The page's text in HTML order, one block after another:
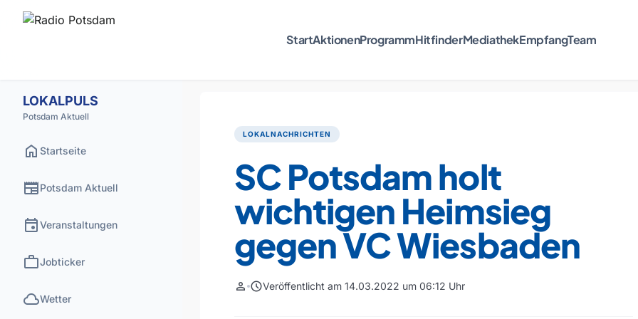
StartAktionenProgrammHitfinderMediathekEmpfangTeam
LOKALPULS
Potsdam Aktuell
home Startseite
newspaperPotsdam Aktuell
eventVeranstaltungen
workJobticker
cloudWetter
LOKALNACHRICHTEN
SC Potsdam holt
wichtigen Heimsieg
gegen VC Wiesbaden
person scheduleVeröffentlicht am 14.03.2022 um 06:12 Uhr